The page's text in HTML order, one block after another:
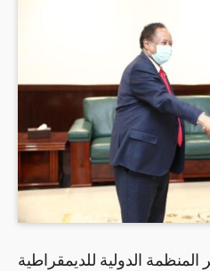
الدولية للديمقراطية